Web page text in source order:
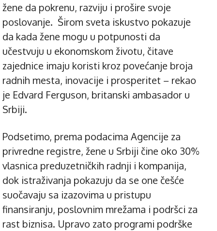
žene da pokrenu, razviju i prošire svoje
poslovanje. Širom sveta iskustvo pokazuje
da kada žene mogu u potpunosti da
učestvuju u ekonomskom životu, čitave
zajednice imaju koristi kroz povećanje broja
radnih mesta, inovacije i prosperitet – rekao
je Edvard Ferguson, britanski ambasador u
Srbiji.
Podsetimo, prema podacima Agencije za
privredne registre, žene u Srbiji čine oko 30%
vlasnica preduzetničkih radnji i kompanija,
dok istraživanja pokazuju da se one češće
suočavaju sa izazovima u pristupu
finansiranju, poslovnim mrežama i podršci za
rast biznisa. Upravo zato programi podrške